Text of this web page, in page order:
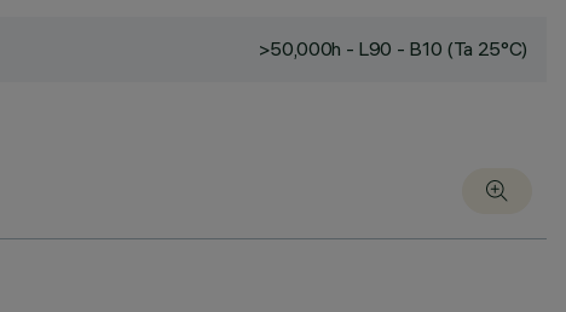
>50,000h - L90 - B10 (Ta 25°C)